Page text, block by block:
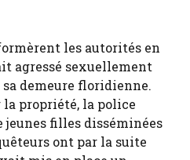
les autorités en
agressé sexuellement
demeure floridienne.
la propriété, la police
jeunes filles disséminées
ont par la suite